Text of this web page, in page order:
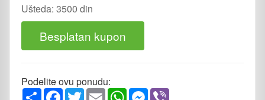
Ušteda: 3500 din
Besplatan kupon
Podelite ovu ponudu:
ShareFacebook
TwitterEmailWhatsAppMessenger